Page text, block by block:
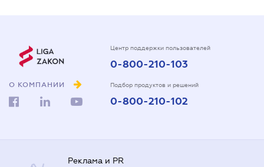
О КОМПАНИИ
Центр поддержки пользователей
0-800-210-103
Подбор продуктов и решений
0-800-210-102
Реклама и PR